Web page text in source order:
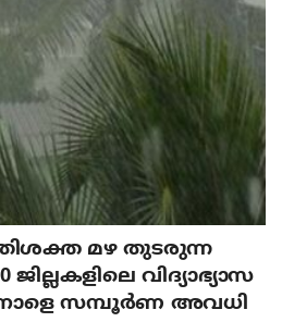
മഴ തുടരുന്ന
വിദ്യാഭ്യാസ
സമ്പൂർണ അവധി